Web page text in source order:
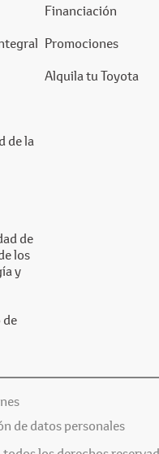
de la
de
los
y
de
Financiación
Promociones
Alquila tu Toyota
de datos personales